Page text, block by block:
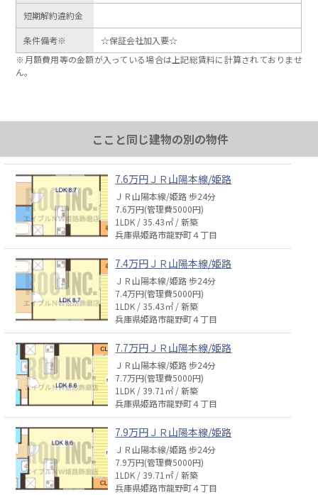
短期解約違約金
条件備考※
☆保証会社加入要☆
※月額費用等の金額が入っている場合は上記総賃料に計算されておりませ
ん。
ここと同じ建物の別の物件
7.6万円ＪＲ山陽本線/姫路
ＪＲ山陽本線/姫路 歩24分
7.6万円(管理費5000円)
1LDK / 35.43㎡ / 新築
兵庫県姫路市龍野町４丁目
7.4万円ＪＲ山陽本線/姫路
ＪＲ山陽本線/姫路 歩24分
7.4万円(管理費5000円)
1LDK / 35.43㎡ / 新築
兵庫県姫路市龍野町４丁目
7.7万円ＪＲ山陽本線/姫路
ＪＲ山陽本線/姫路 歩24分
7.7万円(管理費5000円)
1LDK / 39.71㎡ / 新築
兵庫県姫路市龍野町４丁目
7.9万円ＪＲ山陽本線/姫路
ＪＲ山陽本線/姫路 歩24分
7.9万円(管理費5000円)
1LDK / 39.71㎡ / 新築
兵庫県姫路市龍野町４丁目